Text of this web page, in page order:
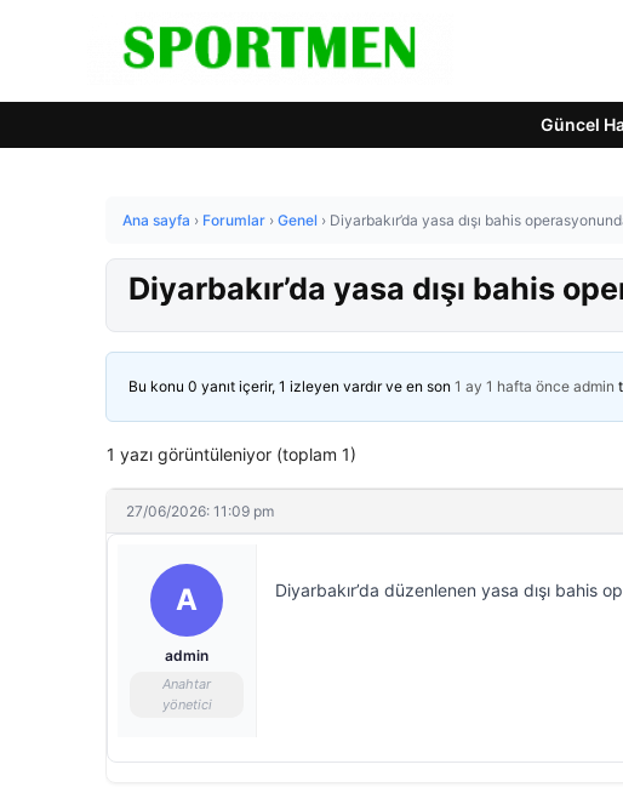
Güncel
Ana sayfa › Forumlar › Genel › Diyarbakır’da yasa dışı bahis
Diyarbakır’da yasa dışı bahis
Bu konu 0 yanıt içerir, 1 izleyen vardır ve en son 1 ay 1 hafta önce admin
1 yazı görüntüleniyor (toplam 1)
27/06/2026: 11:09 pm
A
admin
Anahtar
yönetici
Diyarbakır’da düzenlenen yasa dışı bahis